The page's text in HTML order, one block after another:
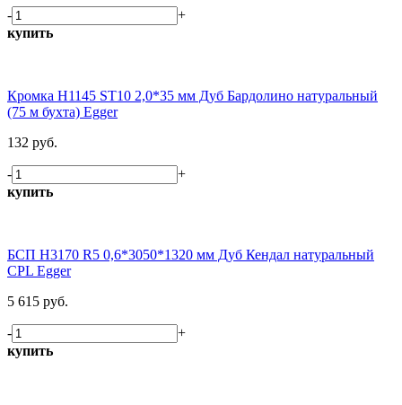
-
+
купить
Кромка H1145 ST10 2,0*35 мм Дуб Бардолино натуральный
(75 м бухта) Egger
132 руб.
-
+
купить
БСП H3170 R5 0,6*3050*1320 мм Дуб Кендал натуральный
CPL Egger
5 615 руб.
-
+
купить